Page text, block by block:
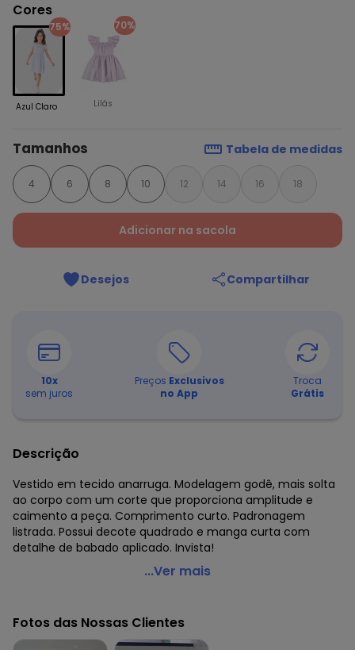
Cores
75%
Azul Claro
70%
Lilás
Tamanhos Tabela de medidas
4 6 8 10 12 14 16 18
Adicionar na sacola
Desejos Compartilhar
10x
sem juros
Preços Exclusivos
no App
Troca
Grátis
Descrição
Vestido em tecido anarruga. Modelagem godê, mais solta
ao corpo com um corte que proporciona amplitude e
caimento a peça. Comprimento curto. Padronagem
listrada. Possui decote quadrado e manga curta com
detalhe de babado aplicado. Invista!
Malwee Kids - Vestido Azul Claro Listrado Godê em
Código do produto: 7623481
Modelo: Godê
Comprimento da Manga: Curta
...Ver mais
Fotos das Nossas Clientes